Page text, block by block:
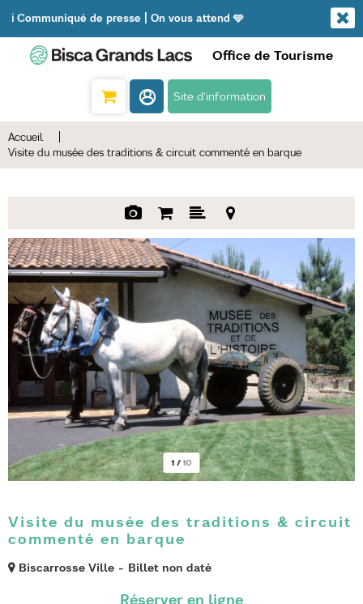
ℹ️ Communiqué de presse | On vous attend 🩵
Office de Tourisme
Site d'information
Accueil
Visite du musée des traditions & circuit commenté en barque
1 /10
Visite du musée des traditions & circuit
commenté en barque
Biscarrosse Ville Billet non daté